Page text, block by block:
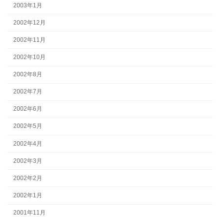
2003年1月
2002年12月
2002年11月
2002年10月
2002年8月
2002年7月
2002年6月
2002年5月
2002年4月
2002年3月
2002年2月
2002年1月
2001年11月